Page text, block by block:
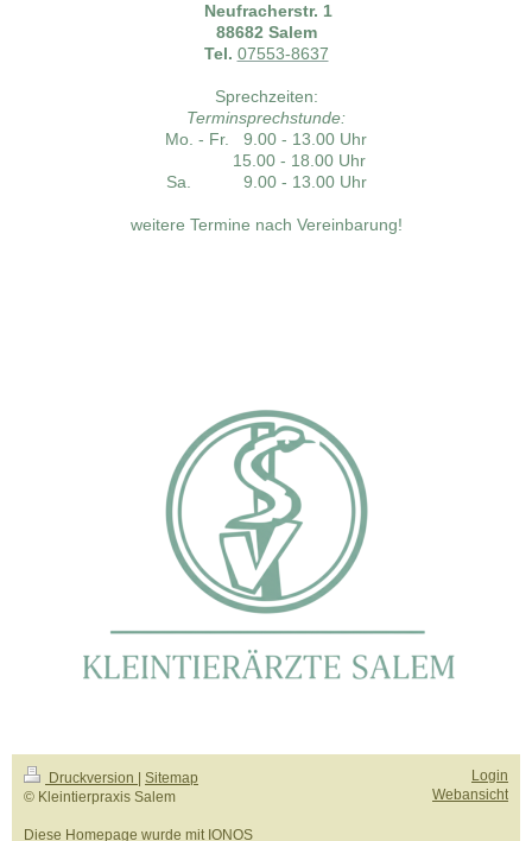
Neufracherstr. 1
88682 Salem
Tel. 07553-8637
Sprechzeiten:
Terminsprechstunde:
Mo. - Fr. 9.00 - 13.00 Uhr
15.00 - 18.00 Uhr
Sa. 9.00 - 13.00 Uhr
weitere Termine nach Vereinbarung!
Druckversion
Sitemap
© Kleintierpraxis Salem
Diese Homepage wurde mit IONOS
Login
Webansicht